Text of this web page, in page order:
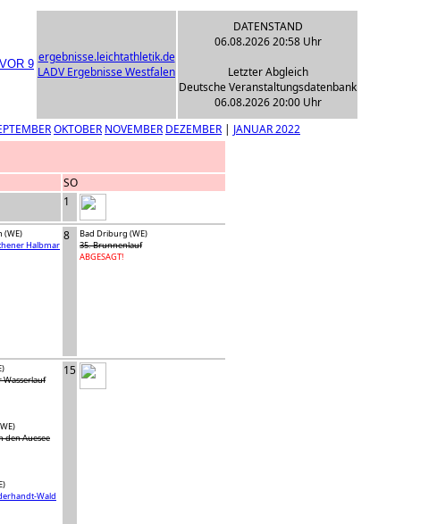
ergebnisse.leichtathletik.de
LADV Ergebnisse Westfalen
DATENSTAND
06.08.2026 20:58 Uhr
Letzter Abgleich
Deutsche Veranstaltungsdatenbank
06.08.2026 20:00 Uhr
OKTOBER NOVEMBER DEZEMBER | JANUAR 2022
SO
1
(WE)
Halbmar
8
Bad Driburg (WE)
35. Brunnenlauf
ABGESAGT!
Wasserlauf
den Auesee
Wald
15